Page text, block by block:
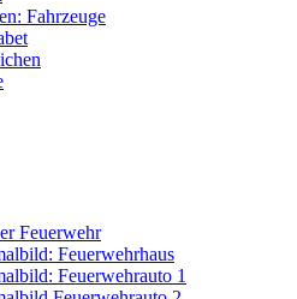
Fahrzeuge
Feuerwehr
Feuerwehrhaus
Feuerwehrauto 1